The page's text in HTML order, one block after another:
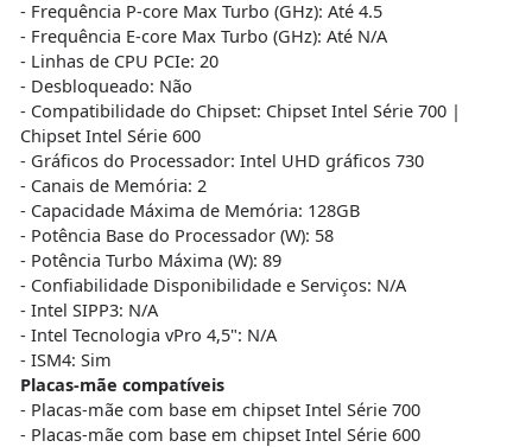
- Frequência P-core Max Turbo (GHz): Até 4.5
- Frequência E-core Max Turbo (GHz): Até N/A
- Linhas de CPU PCIe: 20
- Desbloqueado: Não
- Compatibilidade do Chipset: Chipset Intel Série 700 |
Chipset Intel Série 600
- Gráficos do Processador: Intel UHD gráficos 730
- Canais de Memória: 2
- Capacidade Máxima de Memória: 128GB
- Potência Base do Processador (W): 58
- Potência Turbo Máxima (W): 89
- Confiabilidade Disponibilidade e Serviços: N/A
- Intel SIPP3: N/A
- Intel Tecnologia vPro 4,5": N/A
- ISM4: Sim
Placas-mãe compatíveis
- Placas-mãe com base em chipset Intel Série 700
- Placas-mãe com base em chipset Intel Série 600